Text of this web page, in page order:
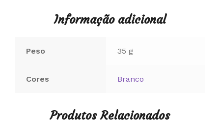
Informação adicional
Peso 35 g
Cores Branco
Produtos Relacionados